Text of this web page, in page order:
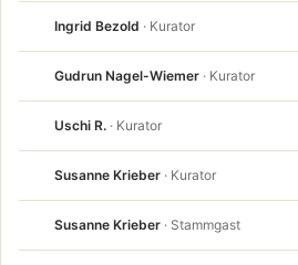
Ingrid Bezold · Kurator
Gudrun Nagel-Wiemer · Kurator
Uschi R. · Kurator
Susanne Krieber · Kurator
Susanne Krieber · Stammgast